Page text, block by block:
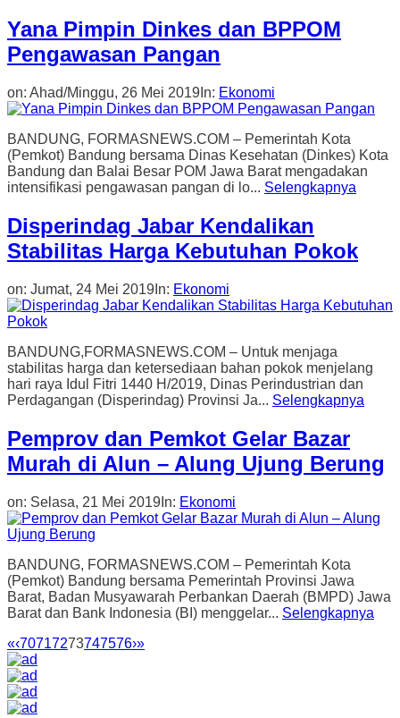
Yana Pimpin Dinkes dan BPPOM
Pengawasan Pangan
on: Ahad/Minggu, 26 Mei 2019 In: Ekonomi
BANDUNG, FORMASNEWS.COM – Pemerintah Kota
(Pemkot) Bandung bersama Dinas Kesehatan (Dinkes) Kota
Bandung dan Balai Besar POM Jawa Barat mengadakan
intensifikasi pengawasan pangan di lo... Selengkapnya
Disperindag Jabar Kendalikan
Stabilitas Harga Kebutuhan Pokok
on: Jumat, 24 Mei 2019 In: Ekonomi
BANDUNG,FORMASNEWS.COM – Untuk menjaga
stabilitas harga dan ketersediaan bahan pokok menjelang
hari raya Idul Fitri 1440 H/2019, Dinas Perindustrian dan
Perdagangan (Disperindag) Provinsi Ja... Selengkapnya
Pemprov dan Pemkot Gelar Bazar
Murah di Alun – Alung Ujung Berung
on: Selasa, 21 Mei 2019 In: Ekonomi
BANDUNG, FORMASNEWS.COM – Pemerintah Kota
(Pemkot) Bandung bersama Pemerintah Provinsi Jawa
Barat, Badan Musyawarah Perbankan Daerah (BMPD) Jawa
Barat dan Bank Indonesia (BI) menggelar... Selengkapnya
«‹70717273747576›»